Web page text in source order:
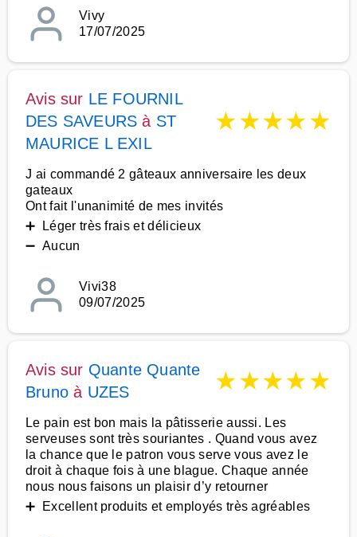
Vivy
17/07/2025
Avis sur LE FOURNIL
DES SAVEURS à ST
MAURICE L EXIL
★★★★★
J ai commandé 2 gâteaux anniversaire les deux
gateaux
Ont fait l'unanimité de mes invités
➕ Léger très frais et délicieux
➖ Aucun
Vivi38
09/07/2025
Avis sur Quante Quante
Bruno à UZES ★★★★★
Le pain est bon mais la pâtisserie aussi. Les
serveuses sont très souriantes . Quand vous avez
la chance que le patron vous serve vous avez le
droit à chaque fois à une blague. Chaque année
nous nous faisons un plaisir d’y retourner
➕ Excellent produits et employés très agréables